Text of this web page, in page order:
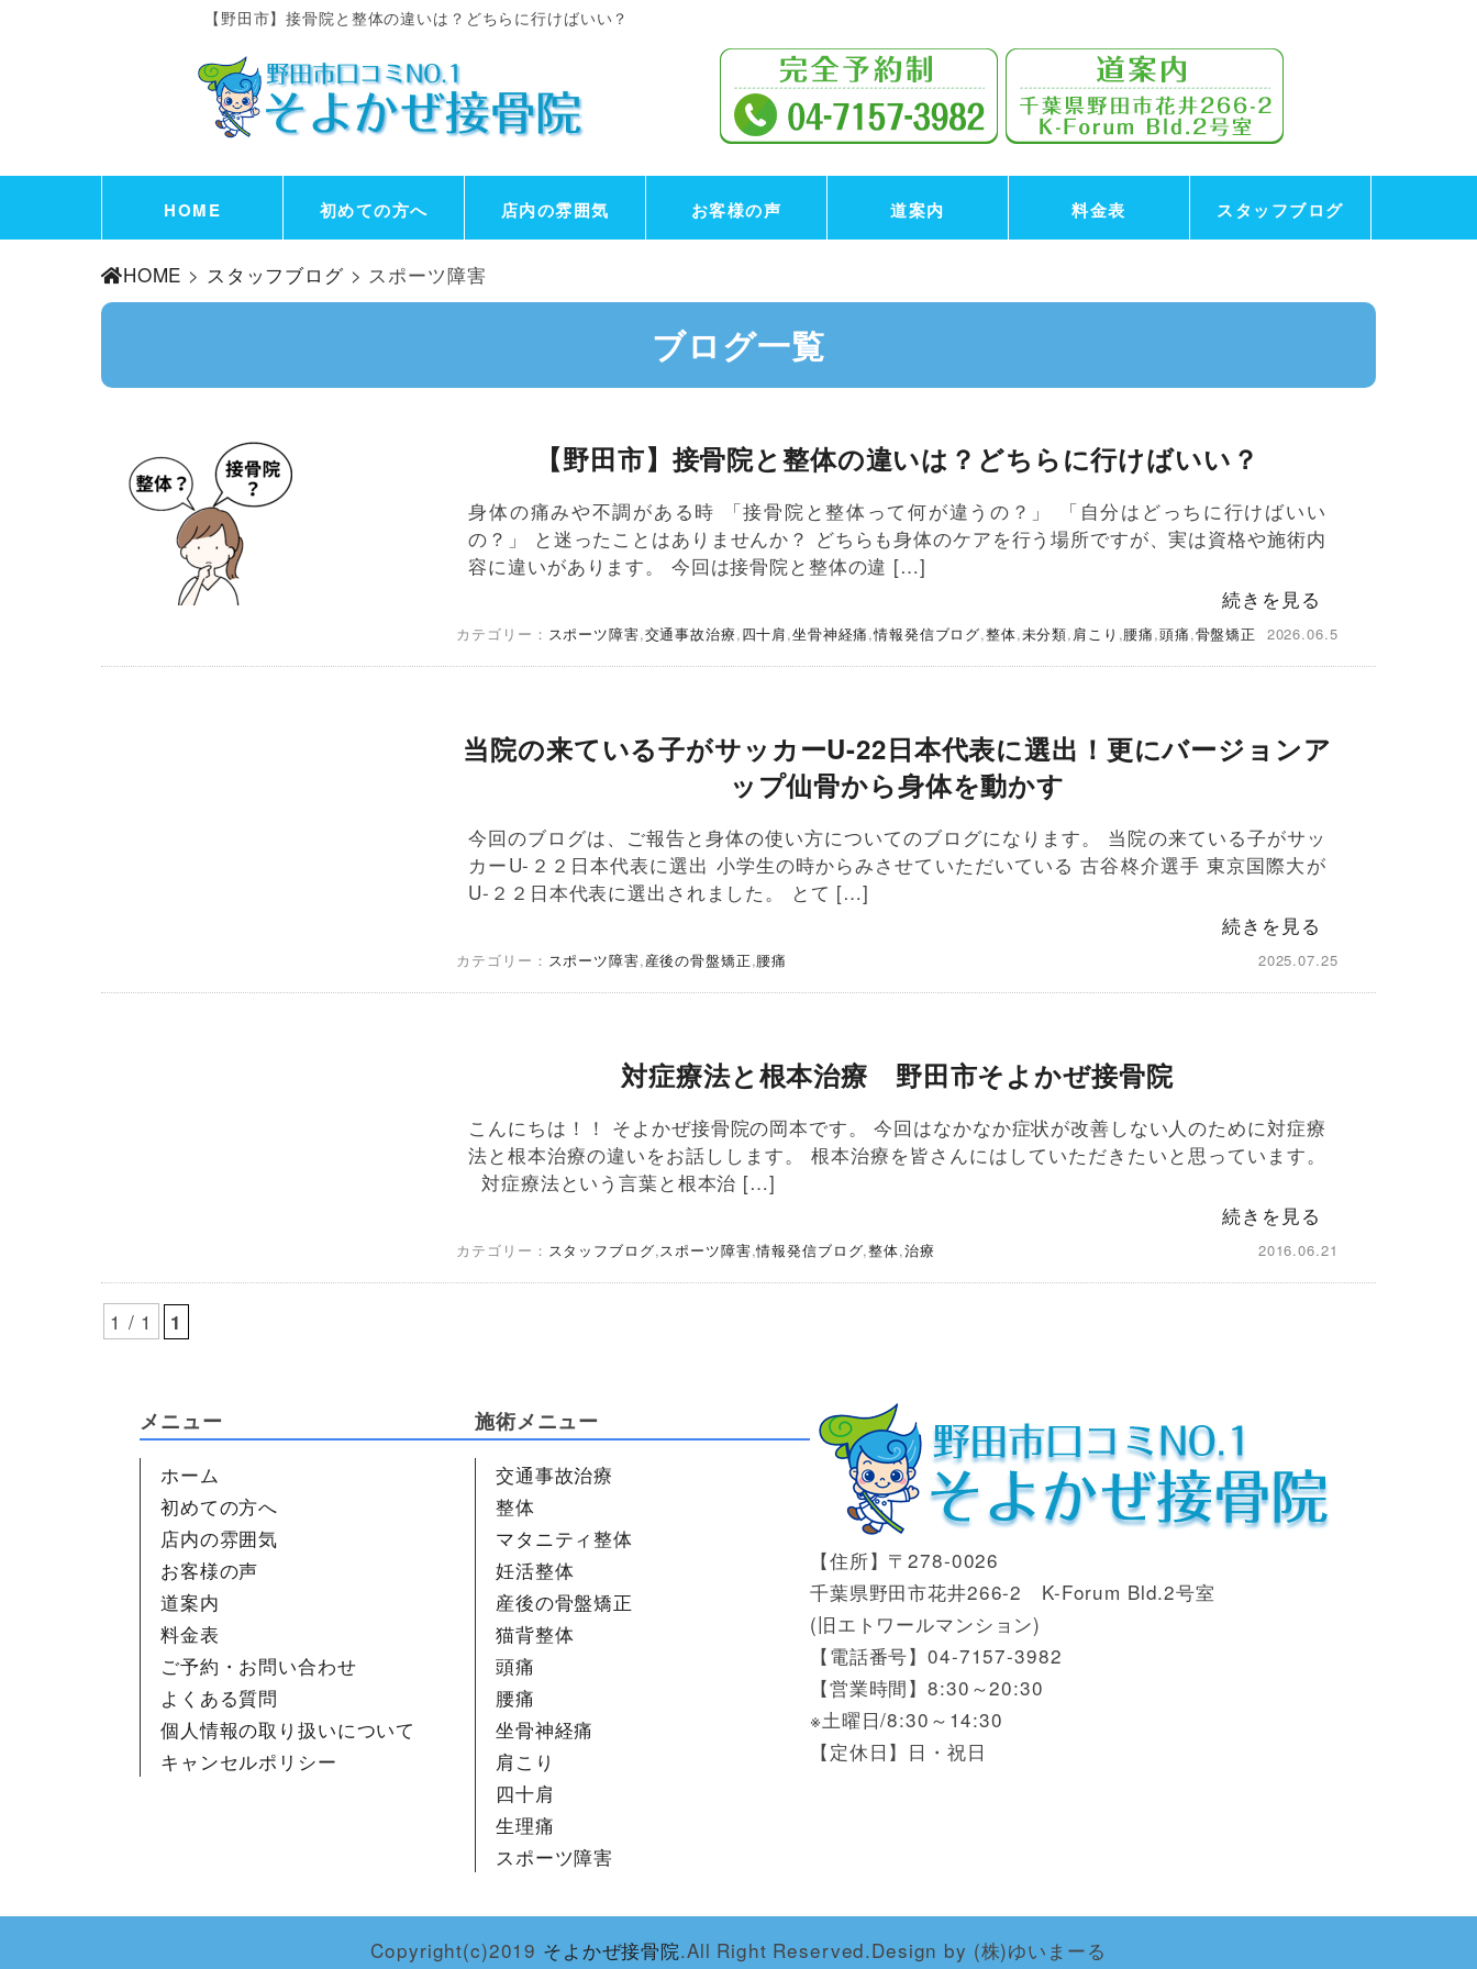
【野田市】接骨院と整体の違いは？どちらに行けばいい？
HOME 初めての方へ 店内の雰囲気 お客様の声 道案内 料金表 スタッフブログ
HOME > スタッフブログ> スポーツ障害
ブログ一覧
【野田市】接骨院と整体の違いは？どちらに行けばいい？
身体の痛みや不調がある時 「接骨院と整体って何が違うの？」 「自分はどっちに行けばいい
の？」 と迷ったことはありませんか？ どちらも身体のケアを行う場所ですが、実は資格や施術内
容に違いがあります。 今回は接骨院と整体の違 […]
続きを見る
2026.06.5
カテゴリー： スポーツ障害,交通事故治療,四十肩,坐骨神経痛,情報発信ブログ,整体,未分類,肩こり ,腰痛,頭痛,骨盤矯正
当院の来ている子がサッカーU-22日本代表に選出！更にバージョンア
ップ仙骨から身体を動かす
今回のブログは、ご報告と身体の使い方についてのブログになります。 当院の来ている子がサッ
カーU-２２日本代表に選出 小学生の時からみさせていただいている 古谷柊介選手 東京国際大が
U-２２日本代表に選出されました。 とて […]
続きを見る
2025.07.25
カテゴリー： スポーツ障害,産後の骨盤矯正,腰痛
対症療法と根本治療 野田市そよかぜ接骨院
こんにちは！！ そよかぜ接骨院の岡本です。 今回はなかなか症状が改善しない人のために対症療
法と根本治療の違いをお話しします。 根本治療を皆さんにはしていただきたいと思っています。
対症療法という言葉と根本治 […]
続きを見る
2016.06.21
カテゴリー： スタッフブログ,スポーツ障害,情報発信ブログ,整体,治療
1 / 1 1
メニュー
ホーム
初めての方へ
店内の雰囲気
お客様の声
道案内
料金表
ご予約・お問い合わせ
よくある質問
個人情報の取り扱いについて
キャンセルポリシー
施術メニュー
交通事故治療
整体
マタニティ整体
妊活整体
産後の骨盤矯正
猫背整体
頭痛
腰痛
坐骨神経痛
肩こり
四十肩
生理痛
スポーツ障害
【住所】〒278-0026
千葉県野田市花井266-2 K-Forum Bld.2号室
(旧エトワールマンション)
【電話番号】04-7157-3982
【営業時間】8:30～20:30
※土曜日/8:30～14:30
【定休日】日・祝日
Copyright(c)2019 そよかぜ接骨院.All Right Reserved.Design by (株)ゆいまーる